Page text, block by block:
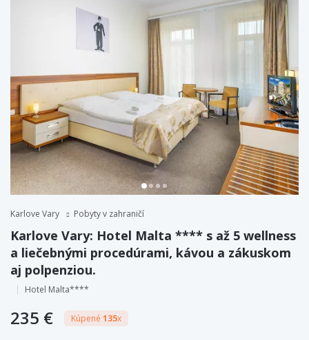
Karlove Vary Pobyty v zahraničí
Karlove Vary: Hotel Malta **** s až 5 wellness
a liečebnými procedúrami, kávou a zákuskom
aj polpenziou.
Hotel Malta****
235 € Kúpené 135x